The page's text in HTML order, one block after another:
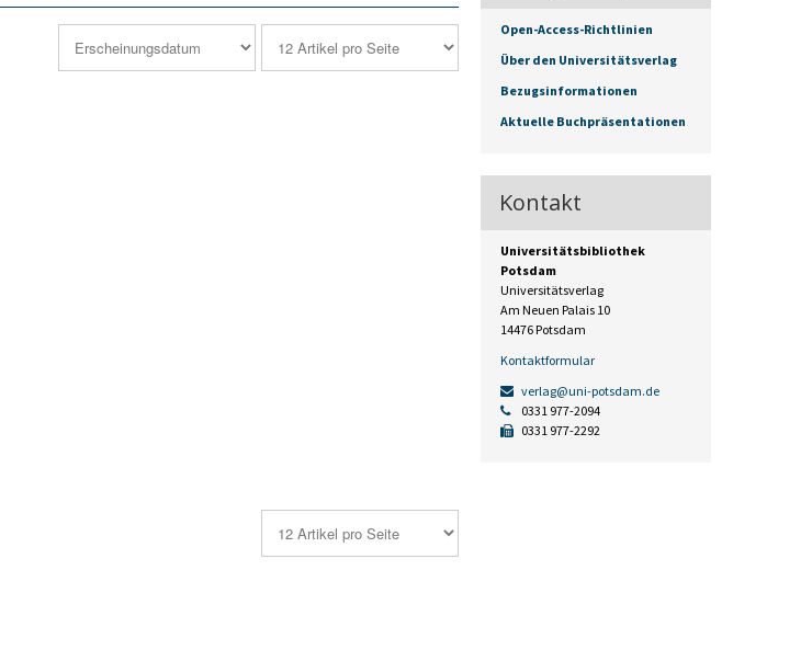
Open-Access-Richtlinien
Über den Universitätsverlag
Bezugsinformationen
Aktuelle Buchpräsentationen
Kontakt
Universitätsbibliothek
Potsdam
Universitätsverlag
Am Neuen Palais 10
14476 Potsdam
Kontaktformular
verlag@uni-potsdam.de
0331 977-2094
0331 977-2292